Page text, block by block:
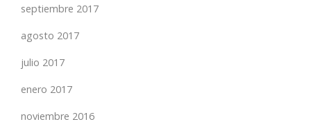
septiembre 2017
agosto 2017
julio 2017
enero 2017
noviembre 2016